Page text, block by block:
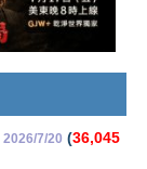
2026/7/20 (36,045